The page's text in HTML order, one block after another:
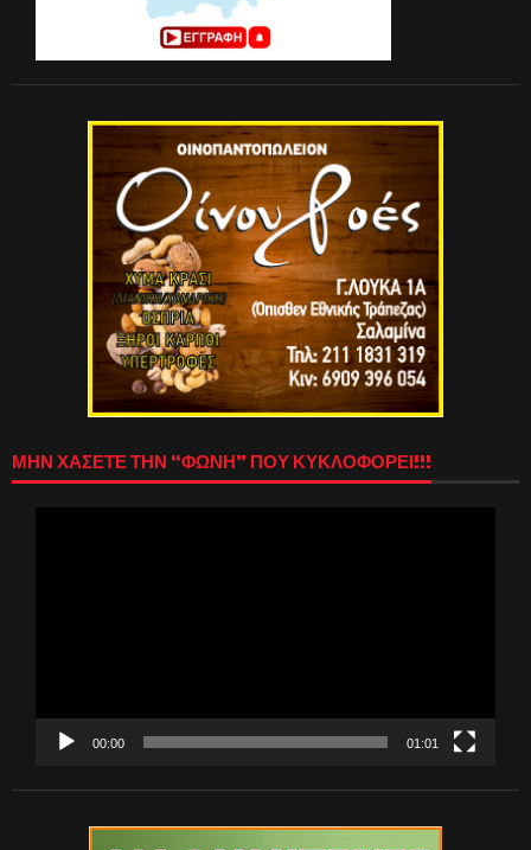
ΜΗΝ ΧΑΣΕΤΕ ΤΗΝ “ΦΩΝΗ” ΠΟΥ ΚΥΚΛΟΦΟΡΕΙ!!!
00:00 01:01